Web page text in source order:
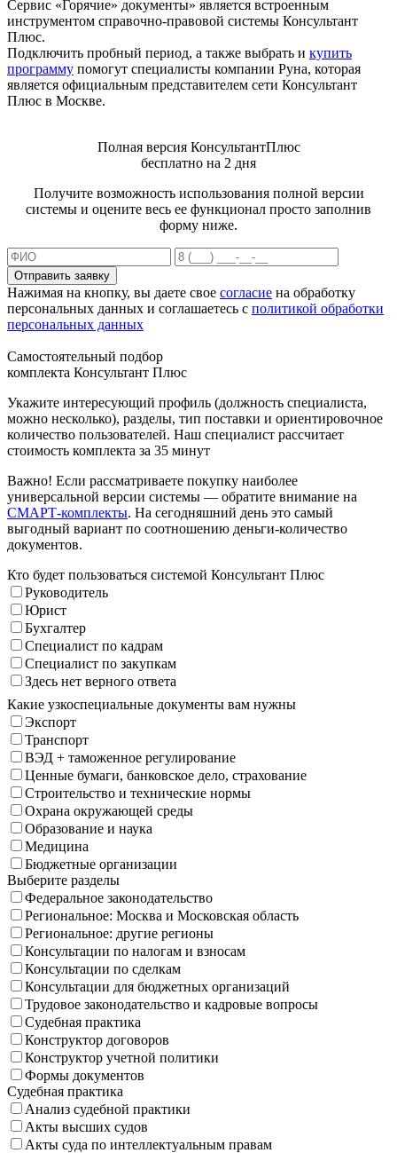
Сервис «Горячие» документы» является встроенным
инструментом справочно-правовой системы Консультант
Плюс.
Подключить пробный период, а также выбрать и купить
программу помогут специалисты компании Руна, которая
является официальным представителем сети Консультант
Плюс в Москве.
Полная версия КонсультантПлюс
бесплатно на 2 дня
Получите возможность использования полной версии
системы и оцените весь ее функционал просто заполнив
форму ниже.
Отправить заявку
Нажимая на кнопку, вы даете свое согласие на обработку
персональных данных и соглашаетесь с политикой обработки
персональных данных
Самостоятельный подбор
комплекта Консультант Плюс
Укажите интересующий профиль (должность специалиста,
можно несколько), разделы, тип поставки и ориентировочное
количество пользователей. Наш специалист рассчитает
стоимость комплекта за 35 минут
Важно! Если рассматриваете покупку наиболее
универсальной версии системы — обратите внимание на
СМАРТ-комплекты. На сегодняшний день это самый
выгодный вариант по соотношению деньги-количество
документов.
Кто будет пользоваться системой Консультант Плюс
Руководитель
Юрист
Бухгалтер
Специалист по кадрам
Специалист по закупкам
Здесь нет верного ответа
Какие узкоспециальные документы вам нужны
Экспорт
Транспорт
ВЭД + таможенное регулирование
Ценные бумаги, банковское дело, страхование
Строительство и технические нормы
Охрана окружающей среды
Образование и наука
Медицина
Бюджетные организации
Выберите разделы
Федеральное законодательство
Региональное: Москва и Московская область
Региональное: другие регионы
Консультации по налогам и взносам
Консультации по сделкам
Консультации для бюджетных организаций
Трудовое законодательство и кадровые вопросы
Судебная практика
Конструктор договоров
Конструктор учетной политики
Формы документов
Судебная практика
Анализ судебной практики
Акты высших судов
Акты суда по интеллектуальным правам